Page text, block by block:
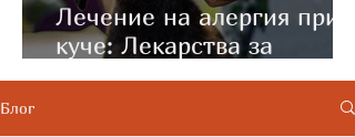
Лечение на алергия при
куче: Лекарства за
имунотерапия (Apoquel и
Блог